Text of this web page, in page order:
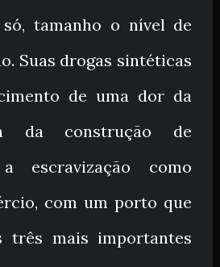
tamanho o nível de
Suas drogas sintéticas
de uma dor da
da construção de
a escravização como
com um porto que
três mais importantes